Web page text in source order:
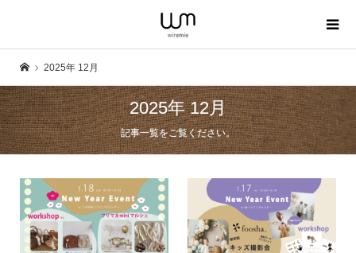
2025年 12月
2025年 12月
記事一覧をご覧ください。